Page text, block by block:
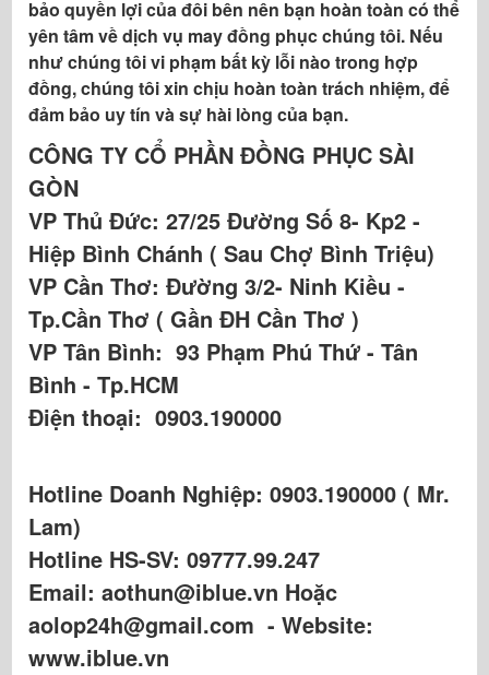
bảo quyền lợi của đôi bên nên bạn hoàn toàn có thể
yên tâm về dịch vụ may đồng phục chúng tôi. Nếu
như chúng tôi vi phạm bất kỳ lỗi nào trong hợp
đồng, chúng tôi xin chịu hoàn toàn trách nhiệm, để
đảm bảo uy tín và sự hài lòng của bạn.
CÔNG TY CỔ PHẦN ĐỒNG PHỤC SÀI
GÒN
VP Thủ Đức: 27/25 Đường Số 8- Kp2 -
Hiệp Bình Chánh ( Sau Chợ Bình Triệu)
VP Cần Thơ: Đường 3/2- Ninh Kiều -
Tp.Cần Thơ ( Gần ĐH Cần Thơ )
VP Tân Bình: 93 Phạm Phú Thứ - Tân
Bình - Tp.HCM
Điện thoại: 0903.190000
Hotline Doanh Nghiệp: 0903.190000 ( Mr.
Lam)
Hotline HS-SV: 09777.99.247
Email: aothun@iblue.vn Hoặc
aolop24h@gmail.com - Website:
www.iblue.vn